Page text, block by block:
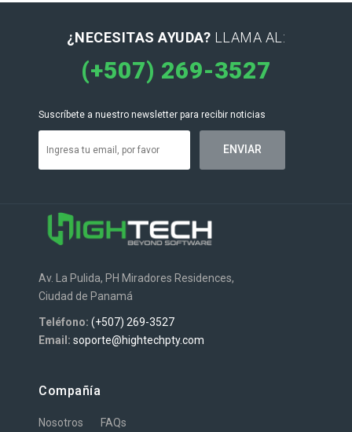
¿NECESITAS AYUDA? LLAMA AL:
(+507) 269-3527
Suscríbete a nuestro newsletter para recibir noticias
Av. La Pulida, PH Miradores Residences,
Ciudad de Panamá
Teléfono: (+507) 269-3527
Email: soporte@hightechpty.com
Compañía
Nosotros FAQs